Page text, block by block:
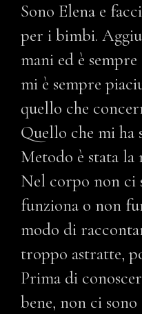
Sono Elena e
per i bimbi.
mani ed è sempre
mi è sempre
quello che
Quello che mi
Metodo è stata
Nel corpo non ci
funziona o non
modo di
troppo astratte,
Prima di
bene, non ci